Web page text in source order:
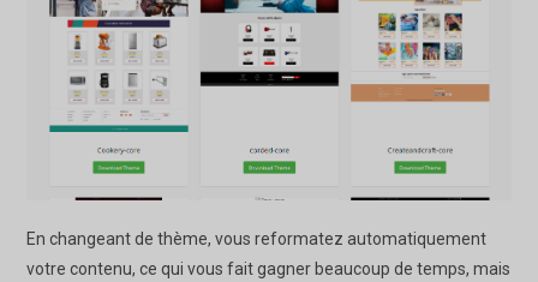
En changeant de thème, vous reformatez automatiquement
votre contenu, ce qui vous fait gagner beaucoup de temps, mais